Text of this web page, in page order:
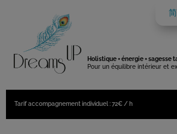
Holistique + énergie + sagesse
Pour un équilibre intérieur et
Tarif accompagnement individuel : 72€ / h